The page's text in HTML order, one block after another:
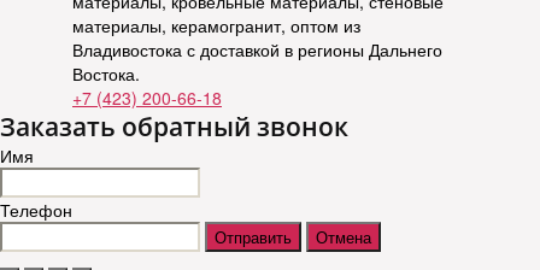
материалы, керамогранит, оптом из
Владивостока с доставкой в регионы Дальнего
Востока.
+7 (423) 200-66-18
Заказать обратный звонок
Имя
Телефон
Отправить Отмена